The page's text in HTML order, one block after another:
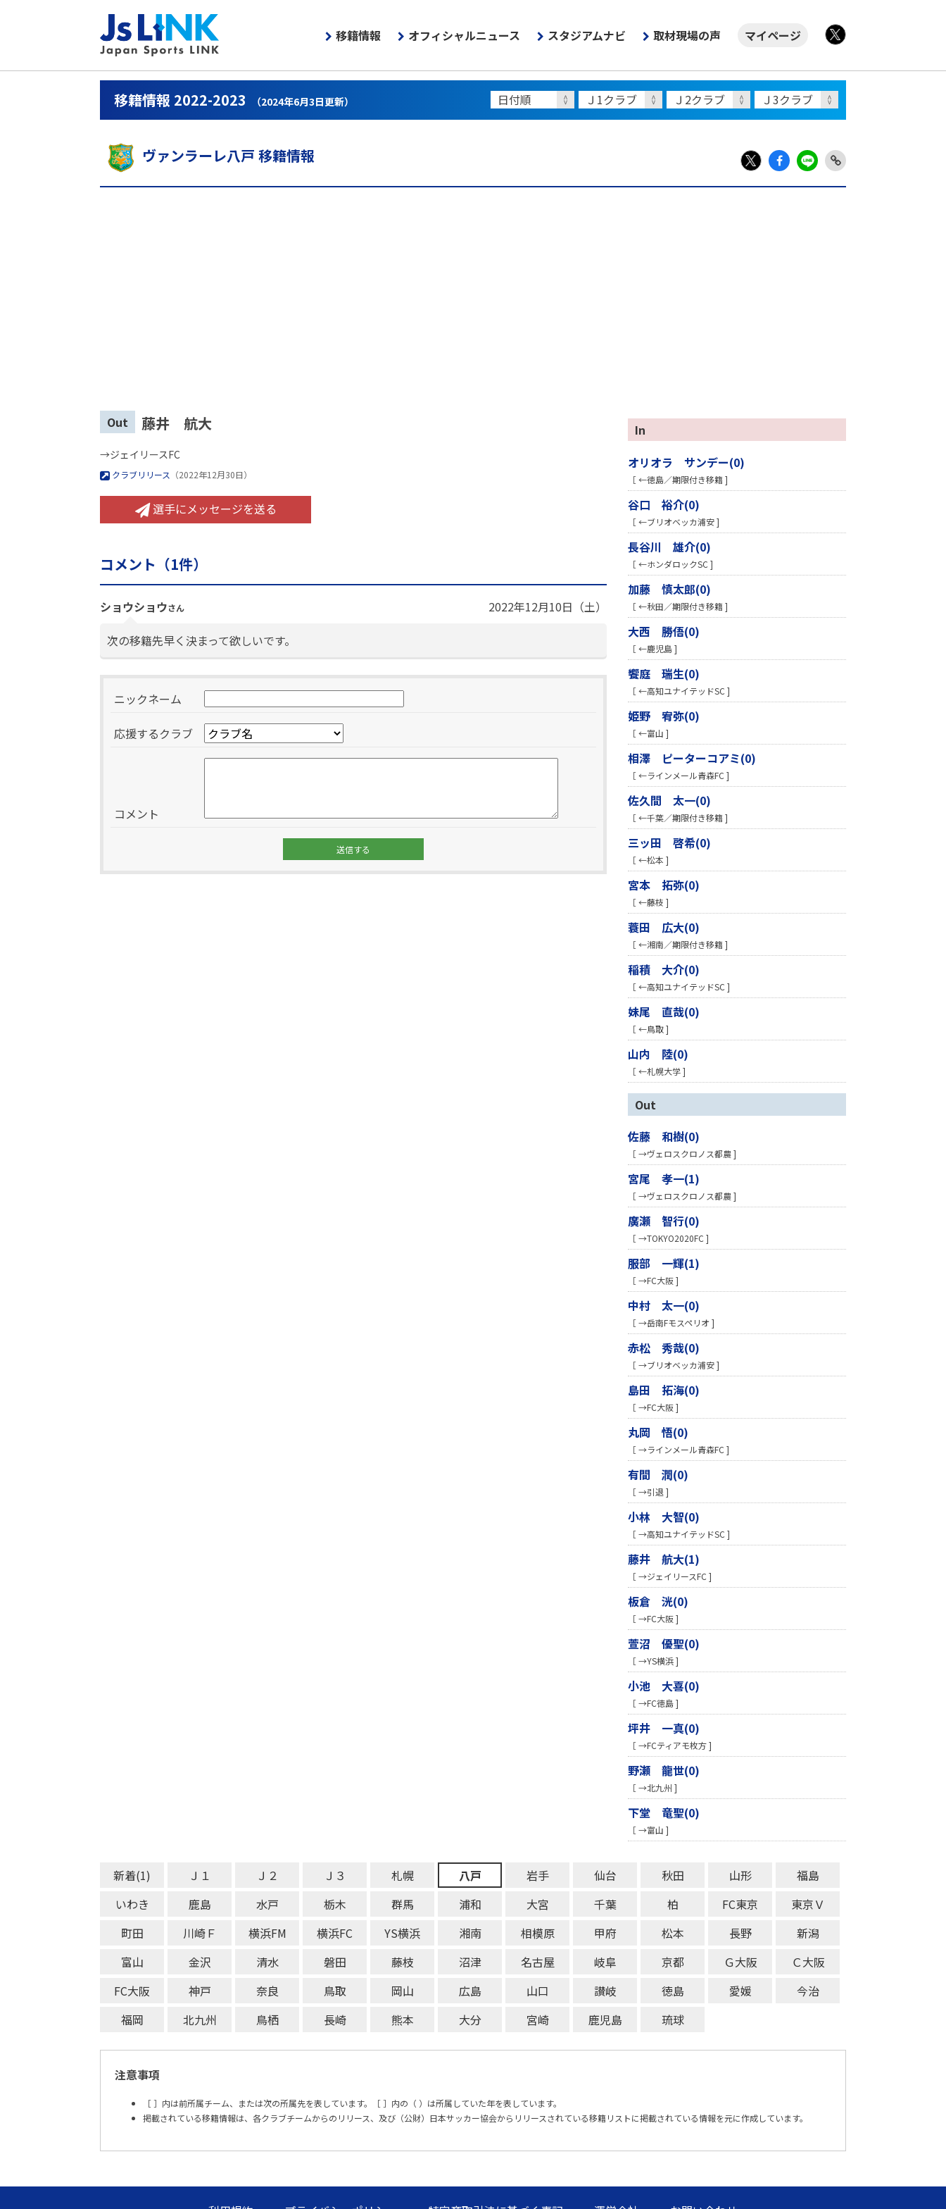
移籍情報 オフィシャルニュース スタジアムナビ 取材現場の声
マイページ
移籍情報 2022-2023 （2024年6月3日更新）
ヴァンラーレ八戸 移籍情報
X
Fac LIN Link
Out 藤井 航大
→ジェイリースFC
クラブリリース （2022年12月30日）
選手にメッセージを送る
コメント（1件）
ショウショウさん
2022年12月10日（土）
次の移籍先早く決まって欲しいです。
ニックネーム
応援するクラブ
コメント
In
オリオラ サンデー(0)
［ ←徳島／期限付き移籍 ]
谷口 裕介(0)
［ ←ブリオベッカ浦安 ]
長谷川 雄介(0)
［ ←ホンダロックSC ]
加藤 慎太郎(0)
［ ←秋田／期限付き移籍 ]
大西 勝俉(0)
［ ←鹿児島 ]
饗庭 瑞生(0)
［ ←高知ユナイテッドSC ]
姫野 宥弥(0)
［ ←富山 ]
相澤 ピーターコアミ(0)
［ ←ラインメール青森FC ]
佐久間 太一(0)
［ ←千葉／期限付き移籍 ]
三ッ田 啓希(0)
［ ←松本 ]
宮本 拓弥(0)
［ ←藤枝 ]
蓑田 広大(0)
［ ←湘南／期限付き移籍 ]
稲積 大介(0)
［ ←高知ユナイテッドSC ]
妹尾 直哉(0)
［ ←鳥取 ]
山内 陸(0)
［ ←札幌大学 ]
Out
佐藤 和樹(0)
［ →ヴェロスクロノス都農 ]
宮尾 孝一(1)
［ →ヴェロスクロノス都農 ]
廣瀬 智行(0)
［ →TOKYO2020FC ]
服部 一輝(1)
［ →FC大阪 ]
中村 太一(0)
［ →岳南Fモスペリオ ]
赤松 秀哉(0)
［ →ブリオベッカ浦安 ]
島田 拓海(0)
［ →FC大阪 ]
丸岡 悟(0)
［ →ラインメール青森FC ]
有間 潤(0)
［ →引退 ]
小林 大智(0)
［ →高知ユナイテッドSC ]
藤井 航大(1)
［ →ジェイリースFC ]
板倉 洸(0)
［ →FC大阪 ]
萱沼 優聖(0)
［ →YS横浜 ]
小池 大喜(0)
［ →FC徳島 ]
坪井 一真(0)
［ →FCティアモ枚方 ]
野瀬 龍世(0)
［ →北九州 ]
下堂 竜聖(0)
［ →富山 ]
新着(1) Ｊ１ Ｊ２ Ｊ３ 札幌 八戸 岩手 仙台 秋田 山形
福島
いわき
鹿島 水戸 栃木 群馬 浦和 大宮 千葉 柏 FC東京
東京Ｖ
町田
川崎Ｆ 横浜FM 横浜FC YS横浜 湘南 相模原 甲府 松本 長野
新潟
富山
金沢 清水 磐田 藤枝 沼津 名古屋 岐阜 京都 Ｇ大阪
Ｃ大阪
FC大阪
神戸 奈良 鳥取 岡山 広島 山口 讃岐 徳島 愛媛
今治
福岡
北九州 鳥栖 長崎 熊本 大分 宮崎 鹿児島 琉球
注意事項
［ ］内は前所属チーム、または次の所属先を表しています。［ ］内の（ ）は所属していた年を表しています。
掲載されている移籍情報は、各クラブチームからのリリース、及び（公財）日本サッカー協会からリリースされている移籍リストに掲載されている情報を元に作成しています。